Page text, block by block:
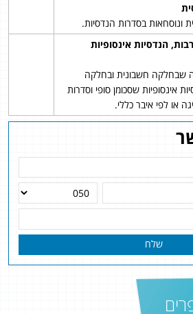
שלח
בסדרות הנדסיות.
הנדסיות אינסופיות
שבחלקה חשבונית ובחלקה
אינסופיות שסכומן סופי וסדרות
או לפי איבר כללי.